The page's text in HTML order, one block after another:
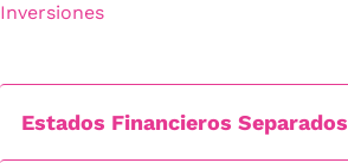
Inversiones
Estados Financieros Separados